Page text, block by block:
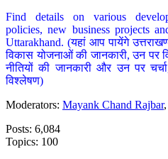
Find details on various
policies, new business projects
Uttarakhand. (यहां आप पायेंगे
विकास योजनाओं की जानकारी, उन पर
नीतियों की जानकारी और उन पर
विश्लेषण)
Moderators: Mayank Chand Rajbar
Posts: 6,084
Topics: 100